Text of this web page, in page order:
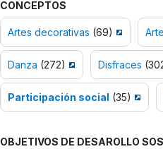
CONCEPTOS
Artes decorativas (69)
Danza (272) Disfraces
Participación social (35)
OBJETIVOS DE DESAROLLO